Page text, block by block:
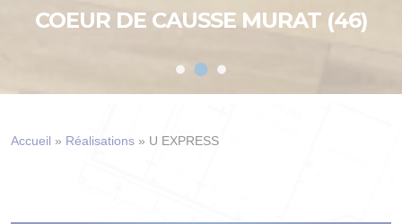
COEUR DE CAUSSE MURAT (46)
Accueil » Réalisations » U EXPRESS